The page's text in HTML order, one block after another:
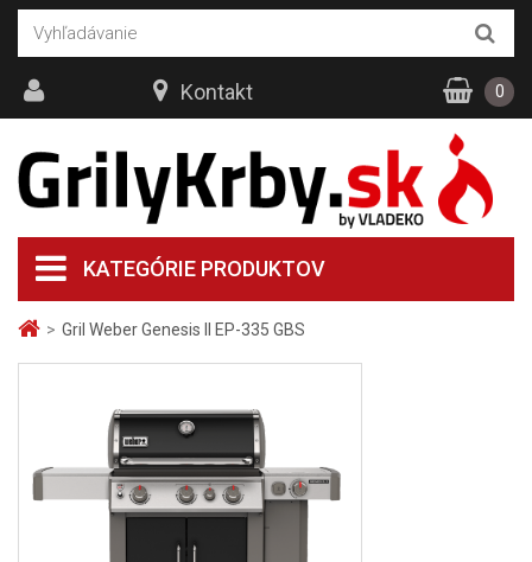
> Gril Weber Genesis II EP-335 GBS
KATEGÓRIE PRODUKTOV
Kontakt 0